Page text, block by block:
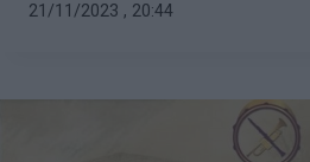
21/11/2023 , 20:44